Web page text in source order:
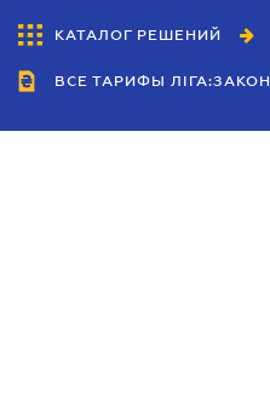
КАТАЛОГ РЕШЕНИЙ
ВСЕ ТАРИФЫ ЛІГА:ЗАКОН